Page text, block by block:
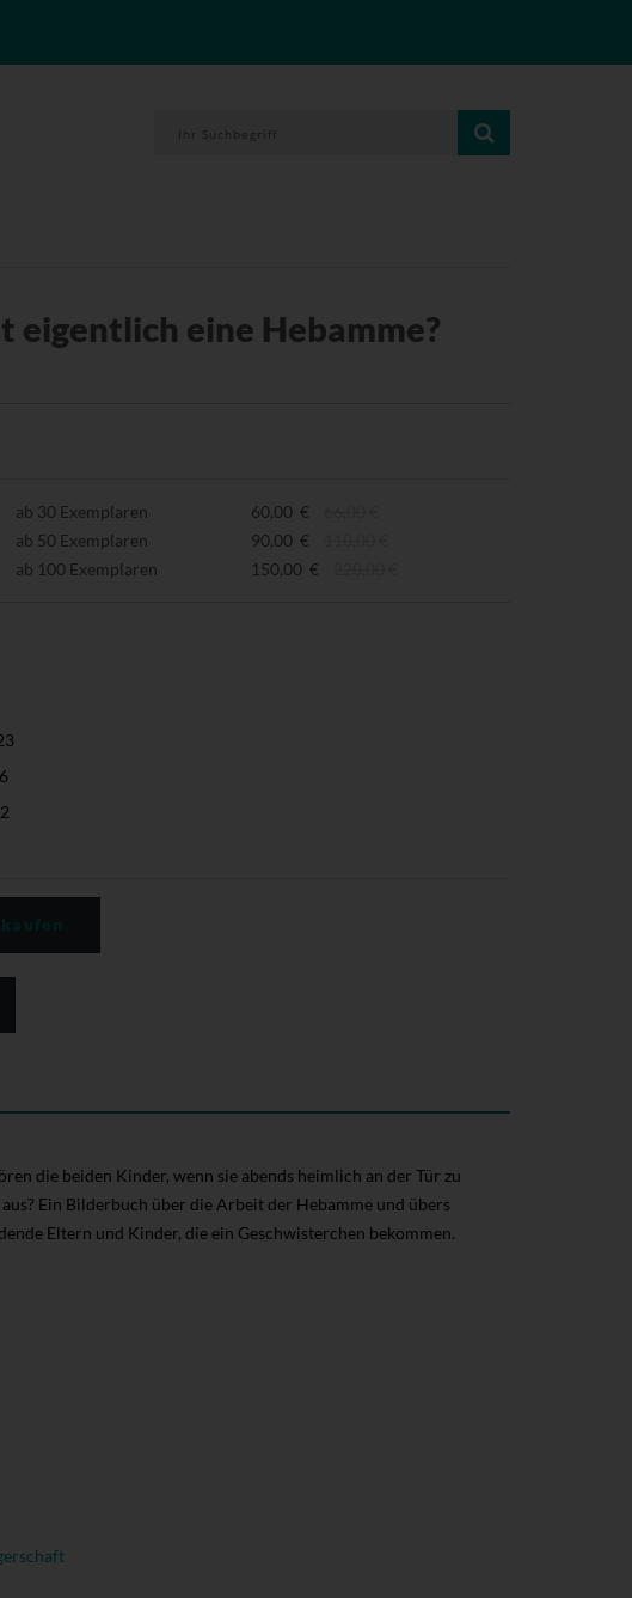
eigentlich eine Hebamme?
ab 30 Exemplaren 60,00 €
ab 50 Exemplaren 90,00 €
ab 100 Exemplaren 150,00 €
die beiden Kinder, wenn sie abends heimlich an der Tür zu
Ein Bilderbuch über die Arbeit der Hebamme und übers
Eltern und Kinder, die ein Geschwisterchen bekommen.